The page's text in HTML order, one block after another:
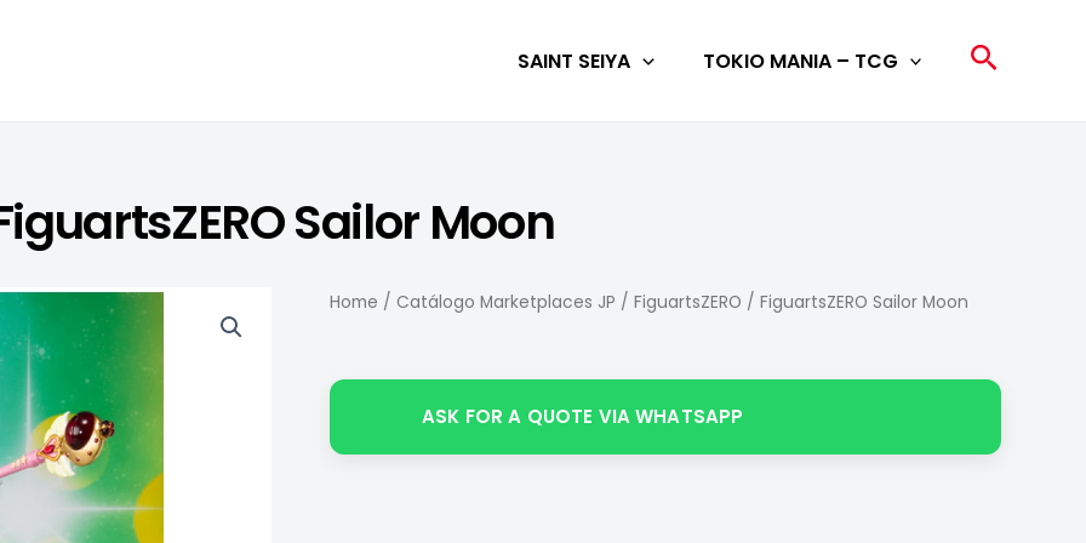
SAINT SEIYA TOKIO MANIA – TCG Search
Sailor Moon
Home /Catálogo Marketplaces JP /FiguartsZERO / FiguartsZERO Sailor Moon
ASK FOR A QUOTE VIA WHATSAPP